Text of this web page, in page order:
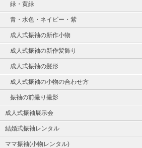
緑・黄緑
青・水色・ネイビー・紫
成人式振袖の新作小物
成人式振袖の新作髪飾り
成人式振袖の髪形
成人式振袖の小物の合わせ方
振袖の前撮り撮影
成人式振袖展示会
結婚式振袖レンタル
ママ振袖(小物レンタル)